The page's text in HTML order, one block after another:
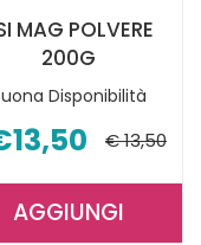
MAG POLVERE
200G
Disponibilità
€ 13,50
AGGIUNGIAGGIUNGI